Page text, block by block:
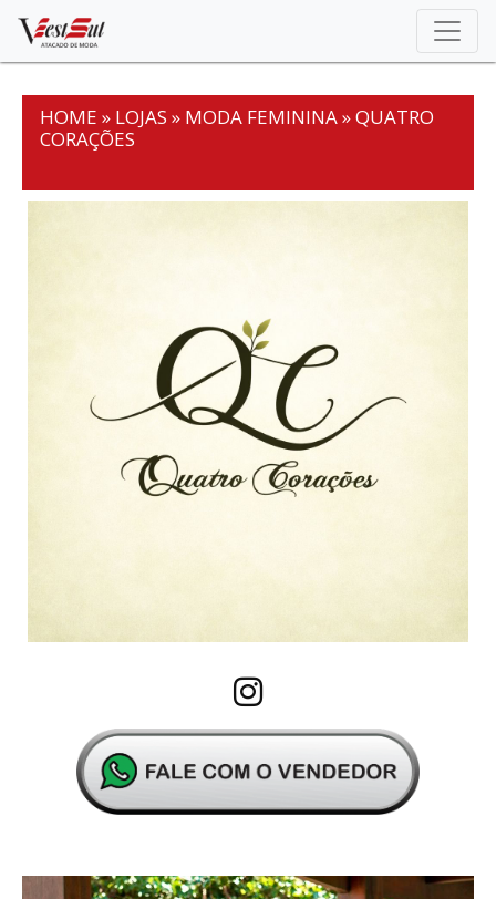
content
HOME » LOJAS » MODA FEMININA»QUATRO
CORAÇÕES